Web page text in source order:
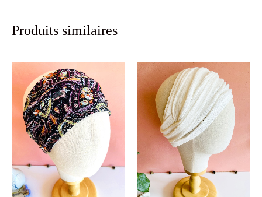
Produits similaires